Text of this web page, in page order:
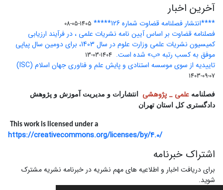
آخرین اخبار
****انتشار فصلنامه قضاوت شماره 126***** 1405-05-08
فصلنامه قضاوت بر اساس آیین نامه نشریات علمی ، در فرآیند ارزیابی
کمیسیون نشریات علمی وزارت علوم در سال 1403، برای دومین سال پیاپی
موفق به کسب رتبه «ب» شده است. 1404-03-13
تاییدیه از سوی موسسه استنادی و پایش علم و فناوری جهان اسلام (ISC)
1403-09-07
فصلنامه علمی _ پژوهشی
انتشارات و مدیریت آموزش و پژوهش
دادگستری کل استان تهران
This work is licensed under a
https://creativecommons.org/licenses/by/4.0/
اشتراک خبرنامه
برای دریافت اخبار و اطلاعیه های مهم نشریه در خبرنامه نشریه مشترک
شوید.